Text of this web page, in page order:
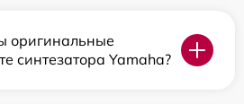
оригинальные
синтезатора Yamaha?